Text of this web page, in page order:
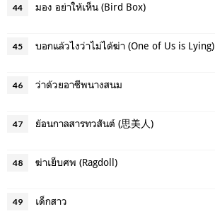
44 มอง อย่าให้เห็น (Bird Box)
45 บอกแล้วไงว่าไม่ได้ฆ่า (One of Us is Lying)
46 ว่าด้วยอาชีพนางสนม
47 ย้อนกาลสารทวสันต์ (思美人)
48 ฆ่าเย็บศพ (Ragdoll)
49 เด็กสาว